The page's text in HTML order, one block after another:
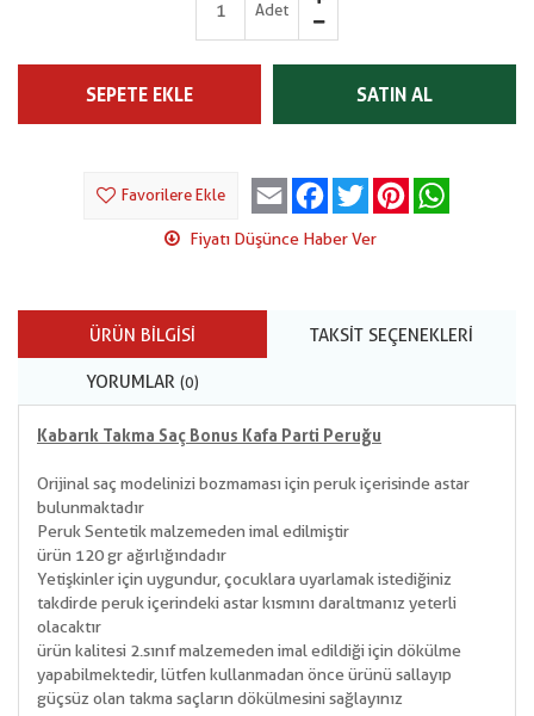
Adet
SEPETE EKLE SATIN AL
Favorilere Ekle Email Facebook
Twitter Pinterest
Fiyatı Düşünce Haber Ver
ÜRÜN BILGISI TAKSIT SEÇENEKLERI
YORUMLAR (0)
Kabarık Takma Saç Bonus Kafa Parti Peruğu
Orijinal saç modelinizi bozmaması için peruk içerisinde astar
bulunmaktadır
Peruk Sentetik malzemeden imal edilmiştir
ürün 120 gr ağırlığındadır
Yetişkinler için uygundur, çocuklara uyarlamak istediğiniz
takdirde peruk içerindeki astar kısmını daraltmanız yeterli
olacaktır
ürün kalitesi 2.sınıf malzemeden imal edildiği için dökülme
yapabilmektedir, lütfen kullanmadan önce ürünü sallayıp
güçsüz olan takma saçların dökülmesini sağlayınız